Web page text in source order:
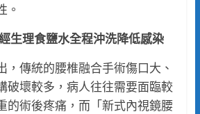
。
生理食鹽水全程沖洗降低感染
，傳統的腰椎融合手術傷口大、
破壞較多，病人往往需要面臨較
的術後疼痛，而「新式內視鏡腰